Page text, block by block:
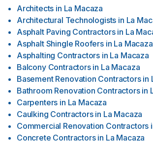
Architects in La Macaza
Architectural Technologists in La
Asphalt Paving Contractors in La
Asphalt Shingle Roofers in La Macaza
Asphalting Contractors in La Macaza
Balcony Contractors in La Macaza
Basement Renovation Contractors in
Bathroom Renovation Contractors in
Carpenters in La Macaza
Caulking Contractors in La Macaza
Commercial Renovation Contractors
Concrete Contractors in La Macaza